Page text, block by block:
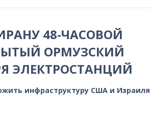
48-ЧАСОВОЙ
ОРМУЗСКИЙ
ЭЛЕКТРОСТАНЦИЙ
инфраструктуру США и Израиля